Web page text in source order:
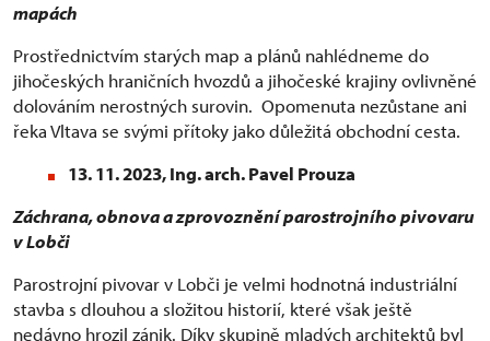
mapách
Prostřednictvím starých map a plánů nahlédneme do
jihočeských hraničních hvozdů a jihočeské krajiny ovlivněné
dolováním nerostných surovin. Opomenuta nezůstane ani
řeka Vltava se svými přítoky jako důležitá obchodní cesta.
13. 11. 2023, Ing. arch. Pavel Prouza
Záchrana, obnova a zprovoznění parostrojního pivovaru
v Lobči
Parostrojní pivovar v Lobči je velmi hodnotná industriální
stavba s dlouhou a složitou historií, které však ještě
nedávno hrozil zánik. Díky skupině mladých architektů byl